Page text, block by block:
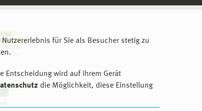
Nutzererlebnis für Sie als Besucher stetig zu
Entscheidung wird auf ihrem Gerät
die Möglichkeit, diese Einstellung